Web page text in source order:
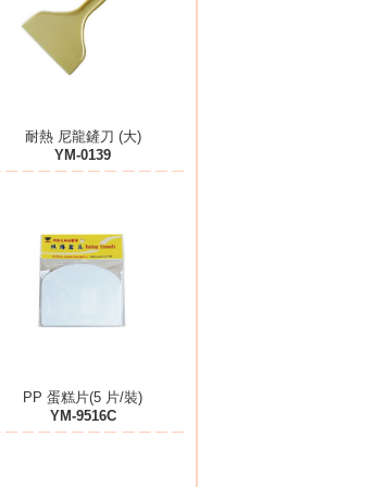
耐熱 尼龍鏟刀 (大)
YM-0139
PP 蛋糕片(5 片/裝)
YM-9516C